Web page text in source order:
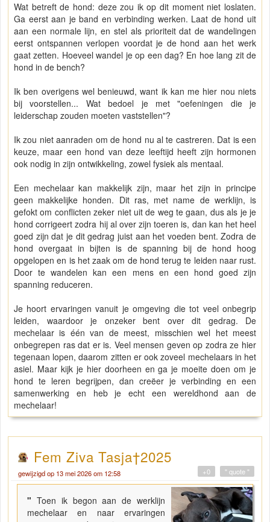
Wat betreft de hond: deze zou ik op dit moment niet loslaten.
Ga eerst aan je band en verbinding werken. Laat de hond uit
aan een normale lijn, en stel als prioriteit dat de wandelingen
eerst ontspannen verlopen voordat je de hond aan het werk
gaat zetten. Hoeveel wandel je op een dag? En hoe lang zit de
hond in de bench?
Ik ben overigens wel benieuwd, want ik kan me hier nou niets
bij voorstellen... Wat bedoel je met "oefeningen die je
leiderschap zouden moeten vaststellen"?
Ik zou niet aanraden om de hond nu al te castreren. Dat is een
keuze, maar een hond van deze leeftijd heeft zijn hormonen
ook nodig in zijn ontwikkeling, zowel fysiek als mentaal.
Een mechelaar kan makkelijk zijn, maar het zijn in principe
geen makkelijke honden. Dit ras, met name de werklijn, is
gefokt om conflicten zeker niet uit de weg te gaan, dus als je je
hond corrigeert zodra hij al over zijn toeren is, dan kan het heel
goed zijn dat je dit gedrag juist aan het voeden bent. Zodra de
hond overgaat in bijten is de spanning bij de hond hoog
opgelopen en is het zaak om de hond terug te leiden naar rust.
Door te wandelen kan een mens en een hond goed zijn
spanning reduceren.
Je hoort ervaringen vanuit je omgeving die tot veel onbegrip
leiden, waardoor je onzeker bent over dit gedrag. De
mechelaar is één van de meest, misschien wel het meest
onbegrepen ras dat er is. Veel mensen geven op zodra ze hier
tegenaan lopen, daarom zitten er ook zoveel mechelaars in het
asiel. Maar kijk je hier doorheen en ga je moeite doen om je
hond te leren begrijpen, dan creëer je verbinding en een
samenwerking en heb je echt een wereldhond aan de
mechelaar!
Fem Ziva Tasja†2025
gewijzigd op 13 mei 2026 om 12:58 " quote "
+0
" Toen ik begon aan de werklijn
mechelaar en naar ervaringen